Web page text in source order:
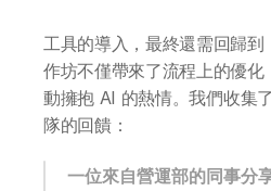
工具的導入，最終還需回歸
作坊不僅帶來了流程上的優
動擁抱 AI 的熱情。我們收集
隊的回饋：
一位來自營運部的同事分